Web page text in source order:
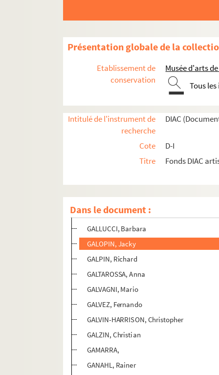
Présentation globale de la
Etablissement de
conservation
Musée d'arts
Tous
Intitulé de l'instrument de
recherche
DIAC
Cote
D-I
Titre
Fonds DIAC
Dans le document :
GALLI, Federica
GALLIBERT, Geneviève
GALLIEN, Antoine-Pierre
GALLINA, Pietro
GALLO, Vincent
GALLOIS, Geneviève
GALLOT-LAVALLEE, Henri
GALLUCCI, Barbara
GALOPIN, Jacky
GALPIN, Richard
GALTAROSSA, Anna
GALVAGNI, Mario
GALVEZ, Fernando
GALVIN-HARRISON, Christopher
GALZIN, Christian
GAMARRA,
GANAHL, Rainer